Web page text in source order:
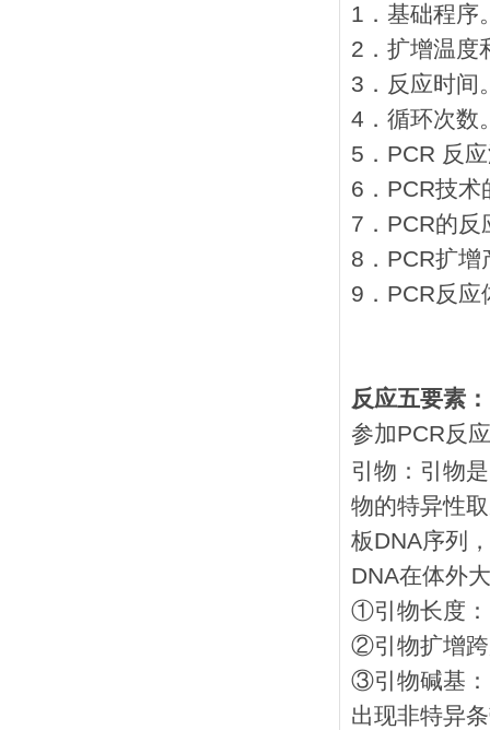
1．基础程序
2．扩增温度
3．反应时间
4．循环次数
5．PCR 反
6．PCR技术
7．PCR的反
8．PCR扩增
9．PCR反应
反应五要素：
参加PCR反
引物：引物
物的特异性
板DNA序列
DNA在体外
①引物长度
②引物扩增跨
③引物碱基：
出现非特异